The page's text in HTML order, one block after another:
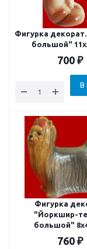
Фигурка
большой"
700 ₽
В
Фигурка
"Йоркшир-
большой"
760 ₽